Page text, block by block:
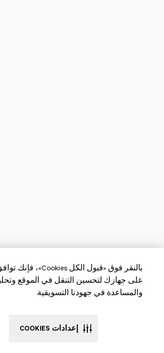
على جهازك لتحسين التنقل في الموقع
والمساعدة في جهودنا التسويقية.
إعدادات COOKIES